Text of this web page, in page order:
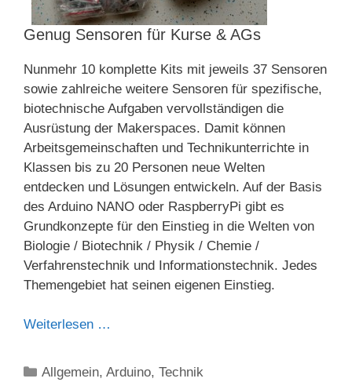
Genug Sensoren für Kurse & AGs
Nunmehr 10 komplette Kits mit jeweils 37 Sensoren
sowie zahlreiche weitere Sensoren für spezifische,
biotechnische Aufgaben vervollständigen die
Ausrüstung der Makerspaces. Damit können
Arbeitsgemeinschaften und Technikunterrichte in
Klassen bis zu 20 Personen neue Welten
entdecken und Lösungen entwickeln. Auf der Basis
des Arduino NANO oder RaspberryPi gibt es
Grundkonzepte für den Einstieg in die Welten von
Biologie / Biotechnik / Physik / Chemie /
Verfahrenstechnik und Informationstechnik. Jedes
Themengebiet hat seinen eigenen Einstieg.
Weiterlesen …
Kategorien
Allgemein,Arduino,Technik